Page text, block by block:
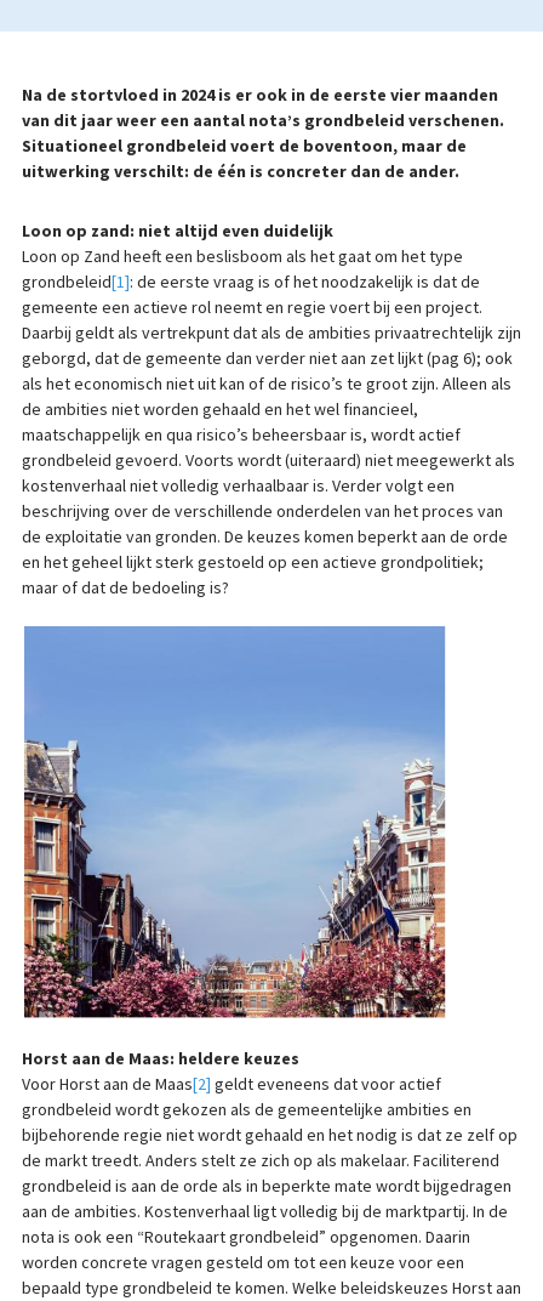
Na de stortvloed in 2024 is er ook in de eerste vier maanden
van dit jaar weer een aantal nota’s grondbeleid verschenen.
Situationeel grondbeleid voert de boventoon, maar de
uitwerking verschilt: de één is concreter dan de ander.
Loon op zand: niet altijd even duidelijk
Loon op Zand heeft een beslisboom als het gaat om het type
grondbeleid[1]: de eerste vraag is of het noodzakelijk is dat de
gemeente een actieve rol neemt en regie voert bij een project.
Daarbij geldt als vertrekpunt dat als de ambities privaatrechtelijk zijn
geborgd, dat de gemeente dan verder niet aan zet lijkt (pag 6); ook
als het economisch niet uit kan of de risico’s te groot zijn. Alleen als
de ambities niet worden gehaald en het wel financieel,
maatschappelijk en qua risico’s beheersbaar is, wordt actief
grondbeleid gevoerd. Voorts wordt (uiteraard) niet meegewerkt als
kostenverhaal niet volledig verhaalbaar is. Verder volgt een
beschrijving over de verschillende onderdelen van het proces van
de exploitatie van gronden. De keuzes komen beperkt aan de orde
en het geheel lijkt sterk gestoeld op een actieve grondpolitiek;
maar of dat de bedoeling is?
Horst aan de Maas: heldere keuzes
Voor Horst aan de Maas[2] geldt eveneens dat voor actief
grondbeleid wordt gekozen als de gemeentelijke ambities en
bijbehorende regie niet wordt gehaald en het nodig is dat ze zelf op
de markt treedt. Anders stelt ze zich op als makelaar. Faciliterend
grondbeleid is aan de orde als in beperkte mate wordt bijgedragen
aan de ambities. Kostenverhaal ligt volledig bij de marktpartij. In de
nota is ook een “Routekaart grondbeleid” opgenomen. Daarin
worden concrete vragen gesteld om tot een keuze voor een
bepaald type grondbeleid te komen. Welke beleidskeuzes Horst aan